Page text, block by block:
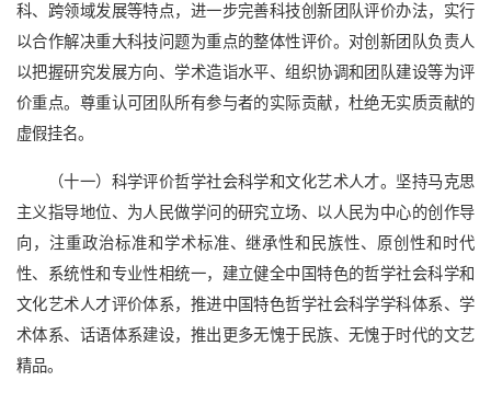
科、跨领域发展等特点，进一步完善科技创新团队评价办法，实行
以合作解决重大科技问题为重点的整体性评价。对创新团队负责人
以把握研究发展方向、学术造诣水平、组织协调和团队建设等为评
价重点。尊重认可团队所有参与者的实际贡献，杜绝无实质贡献的
虚假挂名。
（十一）科学评价哲学社会科学和文化艺术人才。坚持马克思
主义指导地位、为人民做学问的研究立场、以人民为中心的创作导
向，注重政治标准和学术标准、继承性和民族性、原创性和时代
性、系统性和专业性相统一，建立健全中国特色的哲学社会科学和
文化艺术人才评价体系，推进中国特色哲学社会科学学科体系、学
术体系、话语体系建设，推出更多无愧于民族、无愧于时代的文艺
精品。